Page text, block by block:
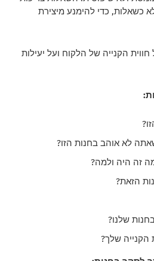
כשאלות, כדי להימנע מיצירת
הקנייה של הלקוח ועל יעילות
זה היה ולמה?
הזאת?
שלנו?
הקנייה שלך?